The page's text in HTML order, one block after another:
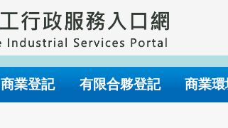
商業登記 有限合夥登記 商業環